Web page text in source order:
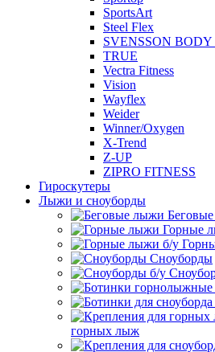
SportsArt
Steel Flex
SVENSSON
TRUE
Vectra Fitness
Vision
Wayflex
Weider
Winner/Oxygen
X-Trend
Z-UP
ZIPRO FITNESS
Гироскутеры
Лыжи и сноуборды
Горные
Сноуборды
горных лыж